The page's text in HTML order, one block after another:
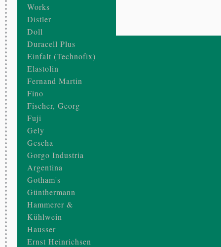
Works
Distler
Doll
Duracell Plus
Einfalt (Technofix)
Elastolin
Fernand Martin
Fino
Fischer, Georg
Fuji
Gely
Gescha
Gorgo Industria
Argentina
Gotham's
Günthermann
Hammerer &
Kühlwein
Hausser
Ernst Heinrichsen